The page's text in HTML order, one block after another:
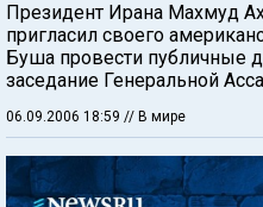
Президент Ирана Махмуд
пригласил своего
Буша провести публичные
заседание Генеральной
06.09.2006 18:59 // В мире